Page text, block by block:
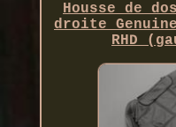
Housse de
droite
RHD